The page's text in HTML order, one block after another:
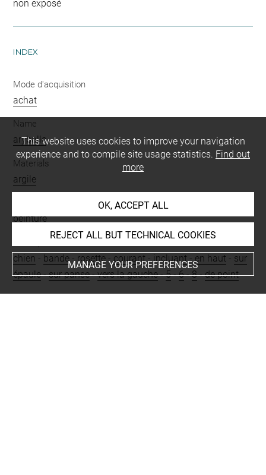
non exposé
INDEX
Mode d'acquisition
achat
Name
aryballe
Materials
argile
peinture
chien - bande - rosette - courant - incluant - en haut - sur
épaule-sur panse-vers la gauche-5-6-8-de point
This website uses cookies to improve your navigation
experience and to compile site usage statistics. Find out
more
OK, ACCEPT ALL
REJECT ALL BUT TECHNICAL COOKIES
MANAGE YOUR PREFERENCES